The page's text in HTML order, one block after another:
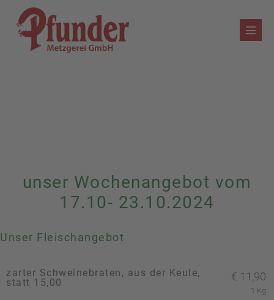
Inhalt
springen
unser Wochenangebot vom
17.10- 23.10.2024
Unser Fleischangebot
zarter Schweinebraten, aus der Keule,
statt 15,00
€ 11,90
1 Kg